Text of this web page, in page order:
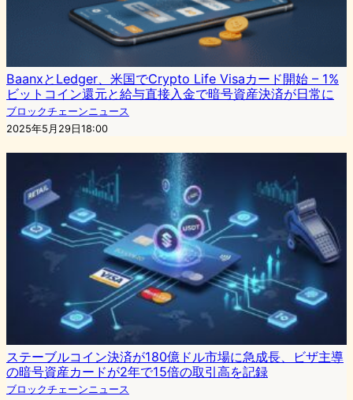
BaanxとLedger、米国でCrypto Life Visaカード開始 – 1%
ビットコイン還元と給与直接入金で暗号資産決済が日常に
ブロックチェーンニュース
2025年5月29日18:00
ステーブルコイン決済が180億ドル市場に急成長、ビザ主導
の暗号資産カードが2年で15倍の取引高を記録
ブロックチェーンニュース